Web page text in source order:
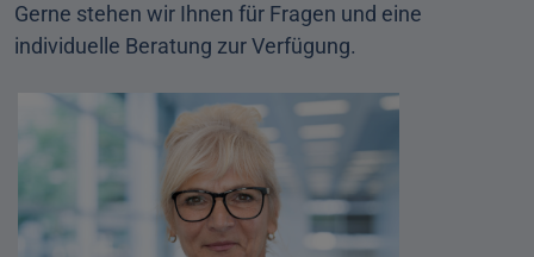
Gerne stehen wir Ihnen für Fragen und eine
individuelle Beratung zur Verfügung.